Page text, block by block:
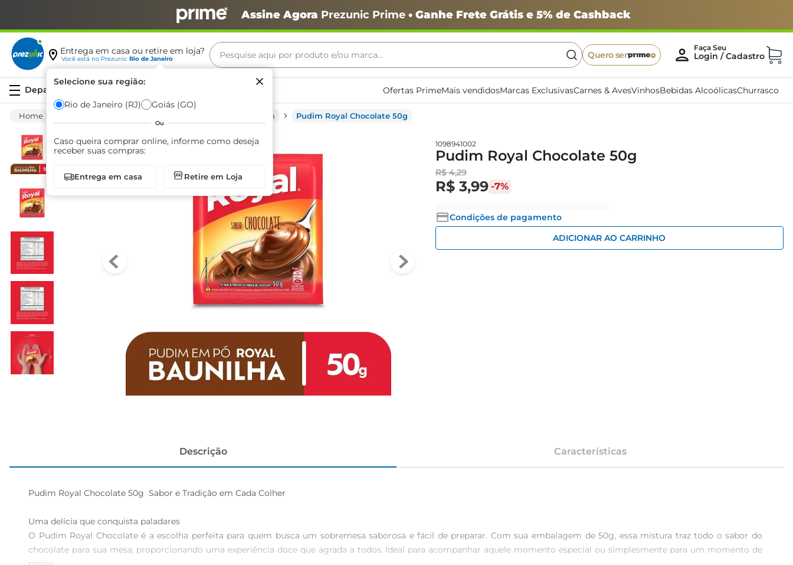
Assine Agora Prezunic Prime• Ganhe Frete Grátis e 5% de Cashback
Entrega em casa ou retire em loja?
Você está no Prezunic Rio de Janeiro
Selecione sua região:
Rio de Janeiro (RJ) Goiás (GO)
Ou
Caso queira comprar online, informe como deseja
receber suas compras:
Entrega em casa Retire em Loja
Pesquise aqui por produto e/ou marca...
Quero ser
Ofertas PrimeMais vendidosMarcas ExclusivasCarnes & AvesVinhosBebidas AlcoólicasChurrasco
Pudim Pudim Royal Chocolate 50g
1098941002
Pudim Royal Chocolate 50g
R$ 4,29
R$ 3,99 -7%
Condições de pagamento
ADICIONAR AO CARRINHO
Descrição Características
Pudim Royal Chocolate 50g  Sabor e Tradição em Cada Colher
Uma delícia que conquista paladares
O Pudim Royal Chocolate é a escolha perfeita para quem busca um sobremesa saborosa e fácil de preparar. Com sua embalagem de 50g, essa mistura traz todo o sabor do
chocolate para sua mesa, proporcionando uma experiência doce que agrada a todos. Ideal para acompanhar aquele momento especial ou simplesmente para um momento de
Termos mais buscados
café
biscoito
azeite
arroz
iogurte
papel higiênico
cerveja